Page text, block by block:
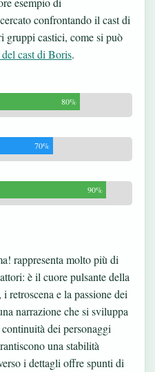
confrontando il cast di
castici, come si può
del cast di Boris.
80%
70%
90%
rappresenta molto più di
è il cuore pulsante della
retroscena e la passione dei
narrazione che si sviluppa
dei personaggi
una stabilità
i dettagli offre spunti di